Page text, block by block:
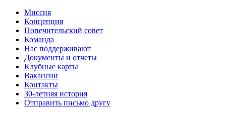
Миссия
Концепция
Попечительский совет
Команда
Нас поддерживают
Документы и отчеты
Клубные карты
Вакансии
Контакты
30-летняя история
Отправить письмо другу